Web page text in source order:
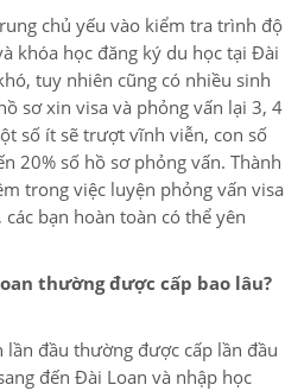
chủ yếu vào kiểm tra trình độ
khóa học đăng ký du học tại Đài
tuy nhiên cũng có nhiều sinh
sơ xin visa và phỏng vấn lại 3, 4
số ít sẽ trượt vĩnh viễn, con số
20% số hồ sơ phỏng vấn. Thành
trong việc luyện phỏng vấn visa
bạn hoàn toàn có thể yên
thường được cấp bao lâu?
đầu thường được cấp lần đầu
đến Đài Loan và nhập học